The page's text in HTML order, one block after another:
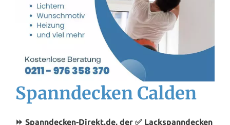
Spanndecken Calden
⏩ Spanndecken-Direkt.de, der ✅ Lackspanndecken